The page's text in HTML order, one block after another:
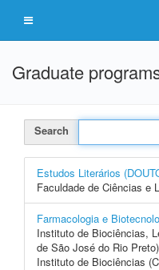
Graduate
Search
Estudos Literários
Faculdade de Ciências e
Farmacologia e
Instituto de Biociências,
de São José do Rio Preto)
Instituto de Biociências